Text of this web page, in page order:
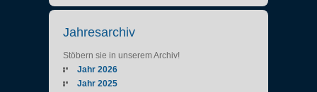
Jahresarchiv
Stöbern sie in unserem Archiv!
Jahr 2026
Jahr 2025